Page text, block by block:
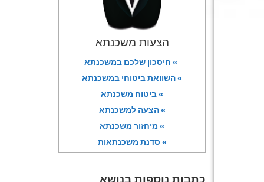
הצעות משכנתא
» חיסכון שלכם במשכנתא
» השוואת ביטוחי במשכנתא
» ביטוח משכנתא
» הצעה למשכנתא
» מיחזור משכנתא
» סדנת משכנתאות
כתבות נוספות בנושא